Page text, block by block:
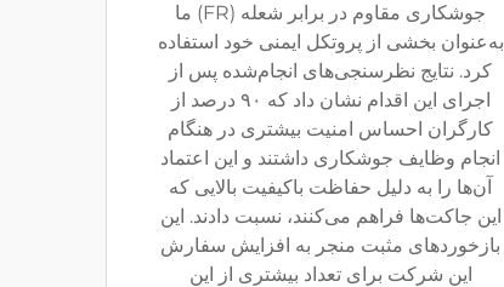
جوشکاری مقاوم در برابر شعله (FR) ما
به‌عنوان بخشی از پروتکل ایمنی خود استفاده
کرد. نتایج نظرسنجی‌های انجام‌شده پس از
اجرای این اقدام نشان داد که ۹۰ درصد از
کارگران احساس امنیت بیشتری در هنگام
انجام وظایف جوشکاری داشتند و این اعتماد
آن‌ها را به دلیل حفاظت باکیفیت بالایی که
این جاکت‌ها فراهم می‌کنند، نسبت دادند. این
بازخوردهای مثبت منجر به افزایش سفارش
این شرکت برای تعداد بیشتری از این